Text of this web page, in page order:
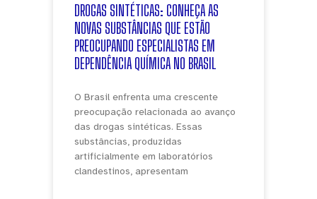
DROGAS SINTÉTICAS: CONHEÇA AS
NOVAS SUBSTÂNCIAS QUE ESTÃO
PREOCUPANDO ESPECIALISTAS EM
DEPENDÊNCIA QUÍMICA NO BRASIL
O Brasil enfrenta uma crescente
preocupação relacionada ao avanço
das drogas sintéticas. Essas
substâncias, produzidas
artificialmente em laboratórios
clandestinos, apresentam